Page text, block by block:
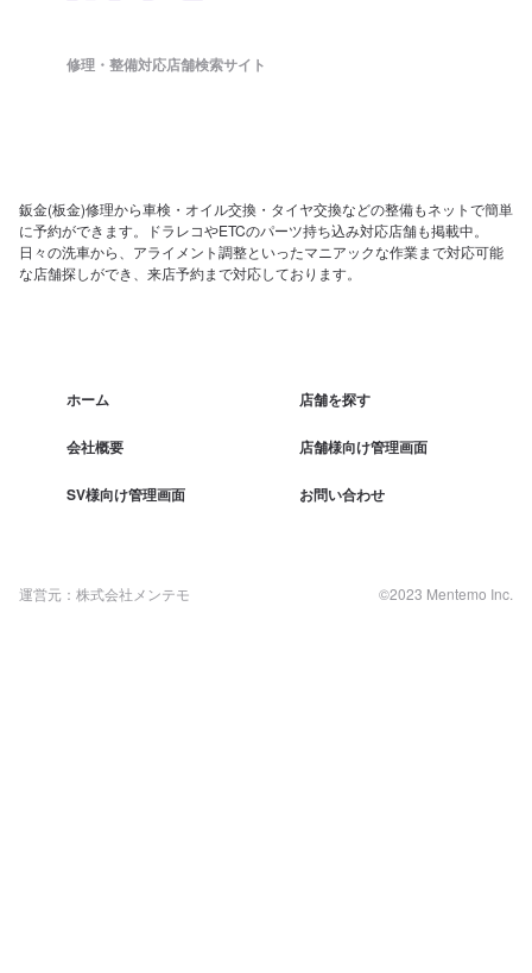
修理・整備対応店舗検索サイト
鈑金(板金)修理から車検・オイル交換・タイヤ交換などの整備もネットで簡単
に予約ができます。ドラレコやETCのパーツ持ち込み対応店舗も掲載中。
日々の洗車から、アライメント調整といったマニアックな作業まで対応可能
な店舗探しができ、来店予約まで対応しております。
ホーム 店舗を探す
会社概要 店舗様向け管理画面
SV様向け管理画面 お問い合わせ
運営元：株式会社メンテモ ©2023 Mentemo Inc.